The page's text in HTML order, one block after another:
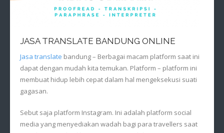
JASA TRANSLATE BANDUNG ONLINE
Jasa translate bandung – Berbagai macam platform saat ini
dapat dengan mudah kita temukan. Platform – platform ini
membuat hidup lebih cepat dalam hal mengeksekusi suati
gagasan.
Sebut saja platform Instagram. Ini adalah platform social
media yang menyediakan wadah bagi para travellers saat